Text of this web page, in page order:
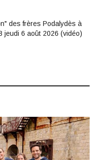
des frères Podalydès à
jeudi 6 août 2026 (vidéo)